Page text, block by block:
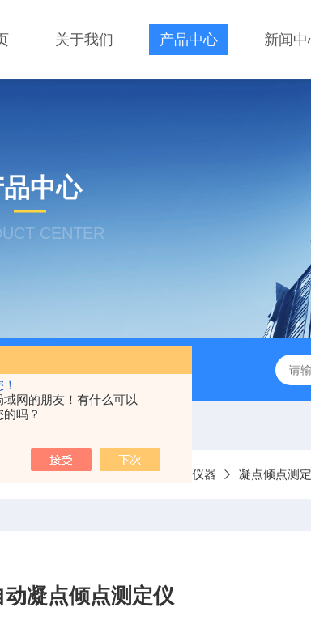
域网的朋友！有什么可以
吗？
关于我们 产品中心 新闻中
中心
CENTER
产品中心 石油化工检测仪器 凝点倾点测
动凝点倾点测定仪